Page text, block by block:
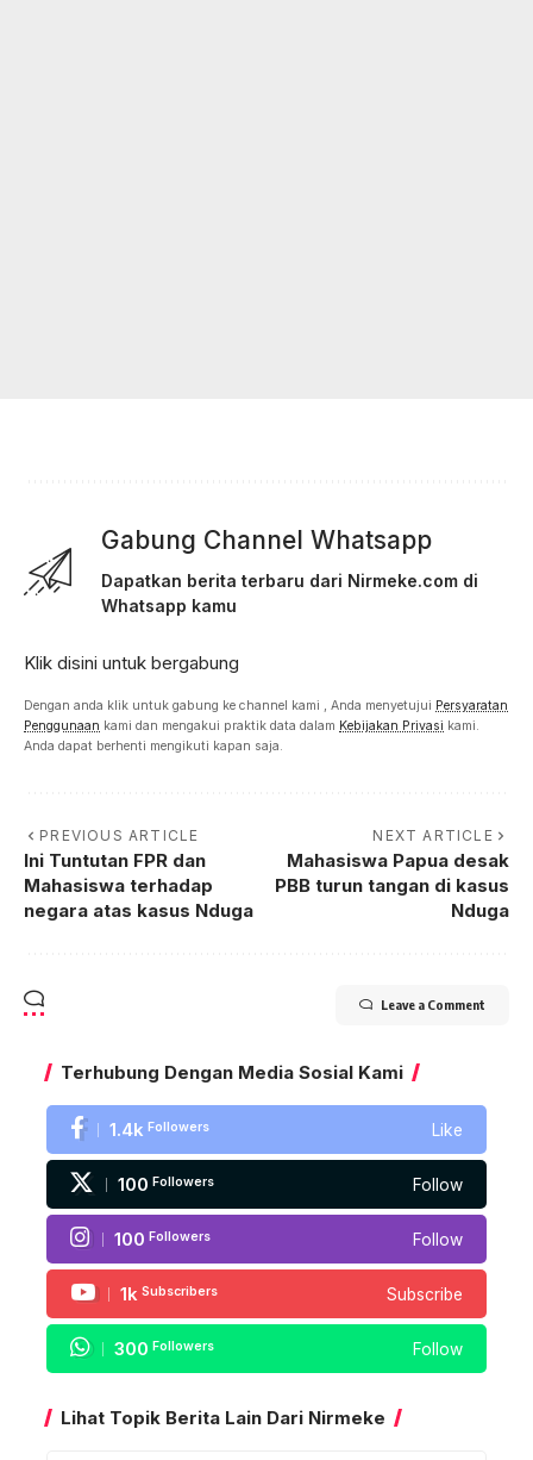
Gabung Channel Whatsapp
Dapatkan berita terbaru dari Nirmeke.com di
Whatsapp kamu
Klik disini untuk bergabung
Dengan anda klik untuk gabung ke channel kami , Anda menyetujui Persyaratan
Penggunaan kami dan mengakui praktik data dalam Kebijakan Privasi kami.
Anda dapat berhenti mengikuti kapan saja.
PREVIOUS ARTICLE
Ini Tuntutan FPR dan
Mahasiswa terhadap
negara atas kasus Nduga
NEXT ARTICLE
Mahasiswa Papua desak
PBB turun tangan di kasus
Nduga
Leave a Comment
Terhubung Dengan Media Sosial Kami
1.4k Followers Like
100 Followers Follow
100 Followers Follow
1k Subscribers Subscribe
300 Followers Follow
Lihat Topik Berita Lain Dari Nirmeke